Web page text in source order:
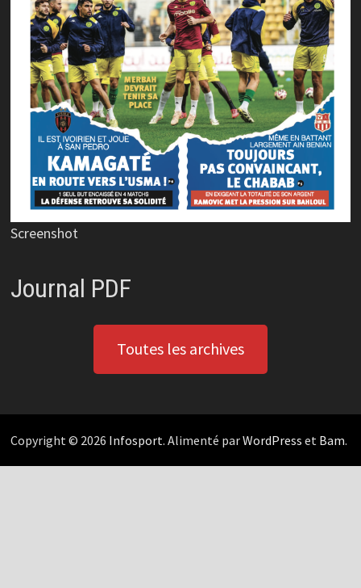
Screenshot
Journal PDF
Toutes les archives
Copyright © 2026 Infosport. Alimenté parWordPress et Bam.